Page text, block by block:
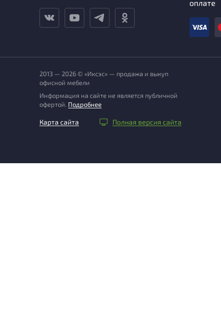
оплате
2013 — 2026 © «Иксэс» — продажа и выкуп
офисной мебели
Информация на сайте не является публичной
офертой. Подробнее
Карта сайта Полная версия сайта